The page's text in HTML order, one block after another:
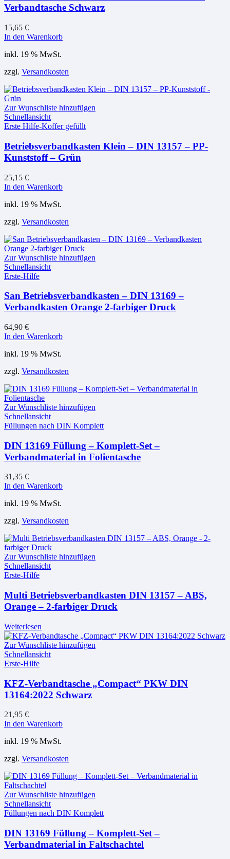
Verbandtasche Schwarz
15,65 €
In den Warenkorb
inkl. 19 % MwSt.
zzgl. Versandkosten
Zur Wunschliste hinzufügen
Schnellansicht
Erste Hilfe-Koffer gefüllt
Betriebsverbandkasten Klein – DIN 13157 – PP-
Kunststoff – Grün
25,15 €
In den Warenkorb
inkl. 19 % MwSt.
zzgl. Versandkosten
Zur Wunschliste hinzufügen
Schnellansicht
Erste-Hilfe
San Betriebsverbandkasten – DIN 13169 –
Verbandkasten Orange 2-farbiger Druck
64,90 €
In den Warenkorb
inkl. 19 % MwSt.
zzgl. Versandkosten
Zur Wunschliste hinzufügen
Schnellansicht
Füllungen nach DIN Komplett
DIN 13169 Füllung – Komplett-Set –
Verbandmaterial in Folientasche
31,35 €
In den Warenkorb
inkl. 19 % MwSt.
zzgl. Versandkosten
Zur Wunschliste hinzufügen
Schnellansicht
Erste-Hilfe
Multi Betriebsverbandkasten DIN 13157 – ABS,
Orange – 2-farbiger Druck
Weiterlesen
Zur Wunschliste hinzufügen
Schnellansicht
Erste-Hilfe
KFZ-Verbandtasche „Compact“ PKW DIN
13164:2022 Schwarz
21,95 €
In den Warenkorb
inkl. 19 % MwSt.
zzgl. Versandkosten
Zur Wunschliste hinzufügen
Schnellansicht
Füllungen nach DIN Komplett
DIN 13169 Füllung – Komplett-Set –
Verbandmaterial in Faltschachtel